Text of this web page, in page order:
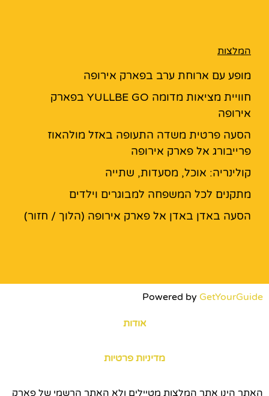
המלצות
מופע עם ארוחת ערב בפארק אירופה
חוויית מציאות מדומה YULLBE GO בפארק
אירופה
הסעה פרטית משדה התעופה באזל מולהאוז
פרייבורג אל פארק אירופה
קולינריה: אוכל, מסעדות, שתייה
מתקנים לכל המשפחה למבוגרים וילדים
הסעה באדן באדן אל פארק אירופה (הלוך / חזור)
Powered by GetYourGuide
אודות
מדיניות פרטיות
האתר הינו אתר המלצות מטיילים ולא האתר הרשמי של פארק